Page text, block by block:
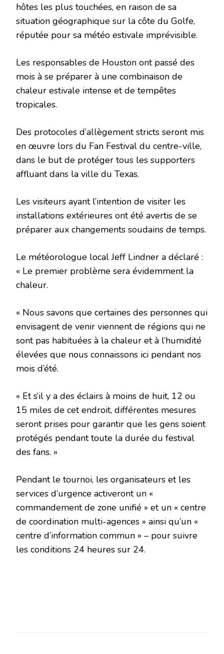
hôtes les plus touchées, en raison de sa
situation géographique sur la côte du Golfe,
réputée pour sa météo estivale imprévisible.
Les responsables de Houston ont passé des
mois à se préparer à une combinaison de
chaleur estivale intense et de tempêtes
tropicales.
Des protocoles d’allègement stricts seront mis
en œuvre lors du Fan Festival du centre-ville,
dans le but de protéger tous les supporters
affluant dans la ville du Texas.
Les visiteurs ayant l’intention de visiter les
installations extérieures ont été avertis de se
préparer aux changements soudains de temps.
Le météorologue local Jeff Lindner a déclaré :
« Le premier problème sera évidemment la
chaleur.
« Nous savons que certaines des personnes qui
envisagent de venir viennent de régions qui ne
sont pas habituées à la chaleur et à l’humidité
élevées que nous connaissons ici pendant nos
mois d’été.
« Et s’il y a des éclairs à moins de huit, 12 ou
15 miles de cet endroit, différentes mesures
seront prises pour garantir que les gens soient
protégés pendant toute la durée du festival
des fans. »
Pendant le tournoi, les organisateurs et les
services d’urgence activeront un «
commandement de zone unifié » et un « centre
de coordination multi-agences » ainsi qu’un «
centre d’information commun » – pour suivre
les conditions 24 heures sur 24.